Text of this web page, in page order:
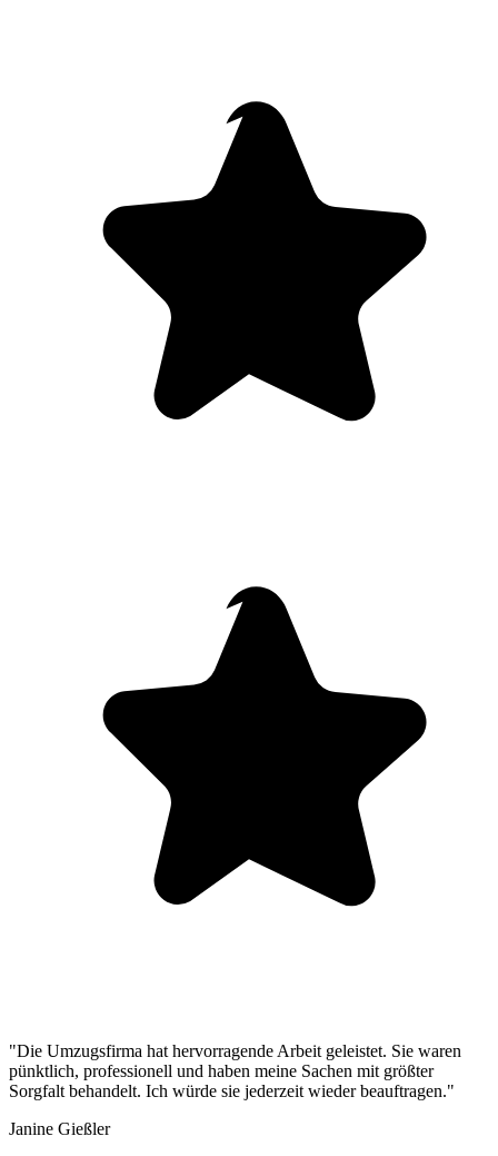
"Die Umzugsfirma hat hervorragende Arbeit geleistet. Sie waren
pünktlich, professionell und haben meine Sachen mit größter
Sorgfalt behandelt. Ich würde sie jederzeit wieder beauftragen."
Janine Gießler